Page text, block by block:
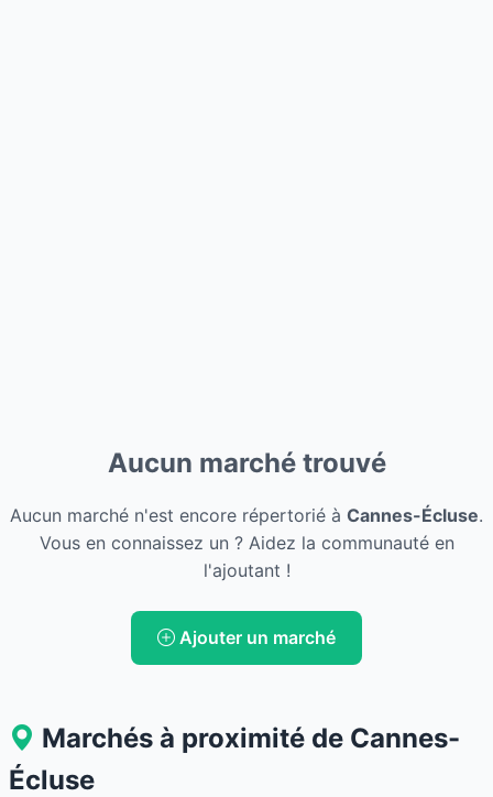
Aucun marché trouvé
Aucun marché n'est encore répertorié à Cannes-Écluse.
Vous en connaissez un ? Aidez la communauté en
l'ajoutant !
Ajouter un marché
Marchés à proximité de Cannes-
Écluse